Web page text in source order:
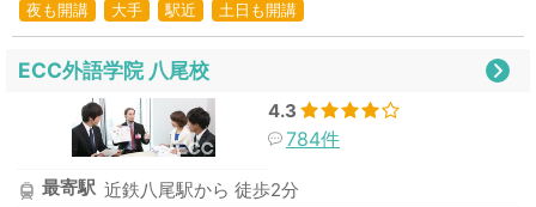
夜も開講
大手 駅近 土日も開講
ECC外語学院 八尾校
4.3
784件
最寄駅 近鉄八尾駅から 徒歩2分